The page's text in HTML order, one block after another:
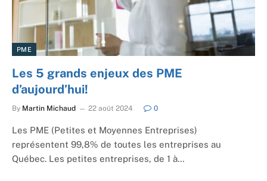
PME
Les 5 grands enjeux des PME
d’aujourd’hui!
By Martin Michaud 22 août 2024 0
Les PME (Petites et Moyennes Entreprises)
représentent 99,8% de toutes les entreprises au
Québec. Les petites entreprises, de 1 à…